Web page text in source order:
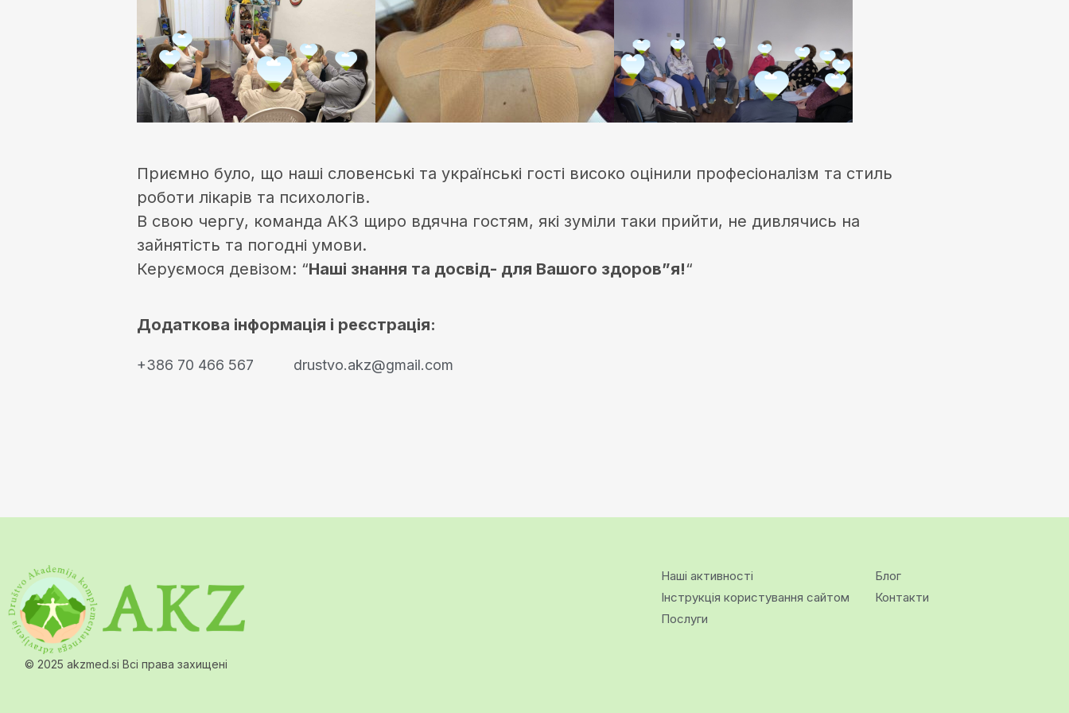
Приємно було, що наші словенські та українські гості високо оцінили професіоналізм та стиль
роботи лікарів та психологів.
В свою чергу, команда АКЗ щиро вдячна гостям, які зуміли таки прийти, не дивлячись на
зайнятість та погодні умови.
Керуємося девізом: “Наші знання та досвід- для Вашого здоров”я!“
Додаткова інформація і реєстрація:
+386 70 466 567 drustvo.akz@gmail.com
© 2025 akzmed.si Всі права захищені
Наші активності
Інструкція користування сайтом
Послуги
Блог
Контакти